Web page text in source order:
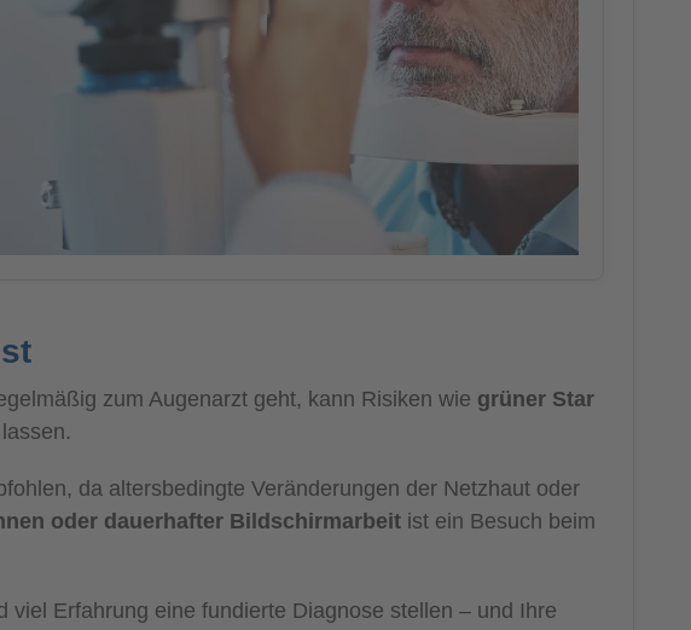
zum Augenarzt geht, kann Risiken wie grüner Star
da altersbedingte Veränderungen der Netzhaut oder
oder dauerhafter Bildschirmarbeit ist ein Besuch beim
Erfahrung eine fundierte Diagnose stellen – und Ihre